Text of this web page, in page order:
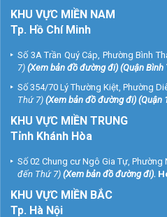
KHU VỰC MIỀN NAM
Tp. Hồ Chí Minh
Số 3A Trần Quý Cáp, Phường Bình
7) (Xem bản đồ đường đi) (Quận Bình
Số 354/70 Lý Thường Kiệt, Phường
Thứ 7) (Xem bản đồ đường đi) (Quận
KHU VỰC MIỀN TRUNG
Tỉnh Khánh Hòa
Số 02 Chung cư Ngô Gia Tự, Phường
đến Thứ 7) (Xem bản đồ đường đi).
KHU VỰC MIỀN BẮC
Tp. Hà Nội